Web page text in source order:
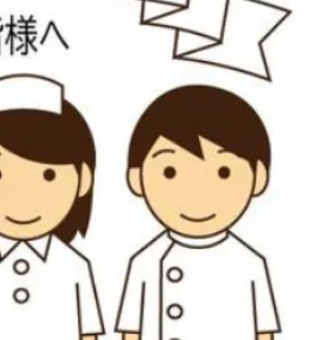
書籍・雑誌出版
チャレンジ
CAMPFIRE for Social Good
CAMPFIREふるさと納税machi-ya